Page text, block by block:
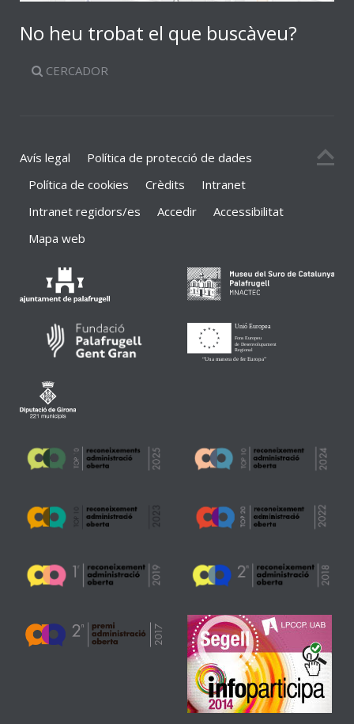
No heu trobat el que buscàveu?
CERCADOR
Avís legal
Política de protecció de dades
Política de cookies
Crèdits
Intranet
Intranet regidors/es
Accedir
Accessibilitat
Mapa web